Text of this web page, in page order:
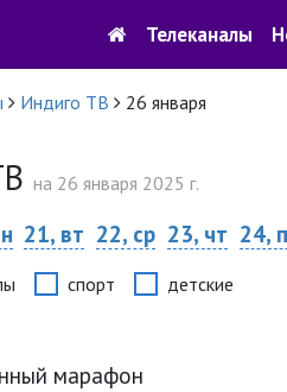
Телеканалы
Индиго ТВ
26 января
на 26 января 2025 г.
21, вт 22, ср 23, чт 24,
спорт детские
марафон